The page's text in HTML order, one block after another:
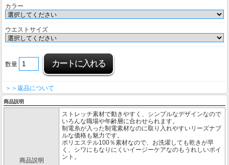
カラー
ウエストサイズ
数量
＞＞返品について
商品説明
商品説明
ストレッチ素材で動きやすく、シンプルなデザインなので
いろんな職場や年齢層に合わせられます。
制電糸が入った制電素材なのに取り入れやすいリーズナブ
ルな価格も魅力です。
ポリエステル100％素材なので、お洗濯しても乾きが早
く、シワにもなりにくいイージーケアなのもうれしいポイ
ント。